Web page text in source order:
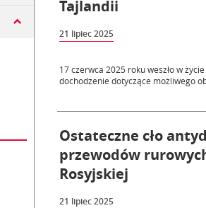
Tajlandii
21 lipiec 2025
17 czerwca 2025 roku weszło w
dochodzenie dotyczące możliwego
Ostateczne cło
przewodów
Rosyjskiej
21 lipiec 2025